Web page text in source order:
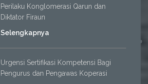
Perilaku Konglomerasi Qarun dan
Diktator Firaun
Selengkapnya
Urgensi Sertifikasi Kompetensi Bagi
Pengurus dan Pengawas Koperasi